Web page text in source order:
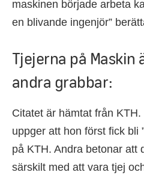
maskinen började arbeta
en blivande ingenjör”
Tjejerna på Maskin
andra grabbar:
Citatet är hämtat från
uppger att hon först fick bli
på KTH. Andra betonar att
särskilt med att vara tjej